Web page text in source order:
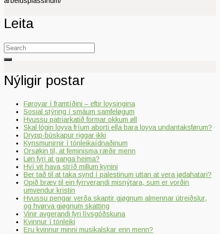
Leita
Search
for:
Nýligir postar
Føroyar í framtíðini – eftir loysingina
Sosial stýring í smáum samfeløgum
Hvussu patriarkatið formar okkum øll
Skal lógin loyva fríum aborti ella bara loyva undantaksførum?
Drypp-búskapur riggar ikki
Kynsmunirnir í tónleikaídnaðinum
Orsøkin til, at feminisma ræðir menn
Løn fyri at ganga heima?
Hví vit hava stríð millum kynini
Ber tað til at taka synd í palestinum uttan at vera jødahatari?
Opið bræv til ein fyrrverandi misnýtara, sum er vorðin
umvendur kristin
Hvussu pengar verða skaptir gjøgnum almennar útreiðslur,
og hvørva gjøgnum skatting
Vinir avgerandi fyri lívsgóðskuna
Kvinnur í tónleiki
Eru kvinnur minni musikalskar enn menn?